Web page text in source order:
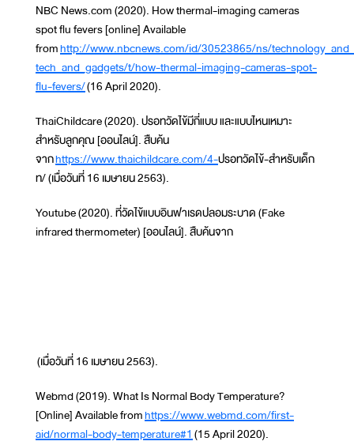
NBC News.com (2020). How thermal-imaging cameras
spot flu fevers [online] Available
fromhttp://www.nbcnews.com/id/30523865/ns/
tech_and_gadgets/t/how-thermal-imaging-cameras-spot-
flu-fevers/(16 April 2020).
ThaiChildcare (2020). ปรอทวัดไข้มีกี่แบบ และแบบไหนเหมาะ
สำหรับลูกคุณ [ออนไลน์]. สืบค้น
จากhttps://www.thaichildcare.com/4-ปรอทวัดไข้-สำหรับเด็ก
ท/ (เมื่อวันที่ 16 เมษายน 2563).
Youtube (2020). ที่วัดไข้แบบอินฟาเรดปลอมระบาด (Fake
infrared thermometer) [ออนไลน์]. สืบค้นจาก
(เมื่อวันที่ 16 เมษายน 2563).
Webmd (2019). What Is Normal Body Temperature?
[Online] Available fromhttps://www.webmd.com/first-
aid/normal-body-temperature#1(15 April 2020).